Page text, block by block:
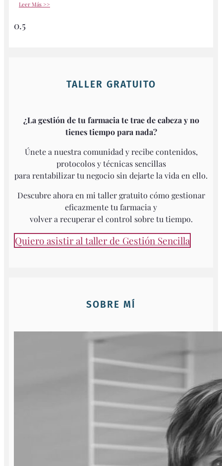
Leer Más >>
TALLER GRATUITO
¿La gestión de tu farmacia te trae de cabeza y no
tienes tiempo para nada?
Únete a nuestra comunidad y recibe contenidos,
protocolos y técnicas sencillas
para rentabilizar tu negocio sin dejarte la vida en ello.
Descubre ahora en mi taller gratuito cómo gestionar
eficazmente tu farmacia y
volver a recuperar el control sobre tu tiempo.
Quiero asistir al taller de Gestión Sencilla
SOBRE MÍ